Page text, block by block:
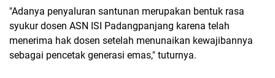
"Adanya penyaluran santunan merupakan bentuk rasa
syukur dosen ASN ISI Padangpanjang karena telah
menerima hak dosen setelah menunaikan kewajibannya
sebagai pencetak generasi emas," tuturnya.